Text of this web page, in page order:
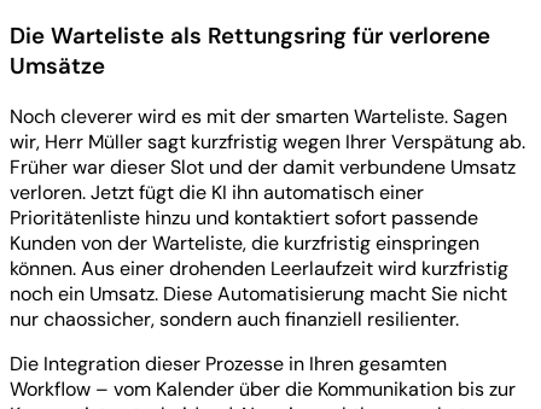
Die Warteliste als Rettungsring für verlorene
Umsätze
Noch cleverer wird es mit der smarten Warteliste. Sagen
wir, Herr Müller sagt kurzfristig wegen Ihrer Verspätung ab.
Früher war dieser Slot und der damit verbundene Umsatz
verloren. Jetzt fügt die KI ihn automatisch einer
Prioritätenliste hinzu und kontaktiert sofort passende
Kunden von der Warteliste, die kurzfristig einspringen
können. Aus einer drohenden Leerlaufzeit wird kurzfristig
noch ein Umsatz. Diese Automatisierung macht Sie nicht
nur chaossicher, sondern auch finanziell resilienter.
Die Integration dieser Prozesse in Ihren gesamten
Workflow – vom Kalender über die Kommunikation bis zur